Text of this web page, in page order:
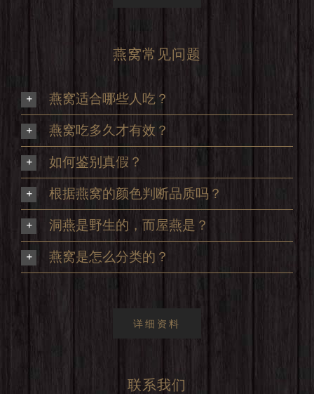
燕窝常见问题
燕窝适合哪些人吃？
燕窝吃多久才有效？
如何鉴别真假？
根据燕窝的颜色判断品质吗？
洞燕是野生的，而屋燕是？
燕窝是怎么分类的？
详细资料
联系我们